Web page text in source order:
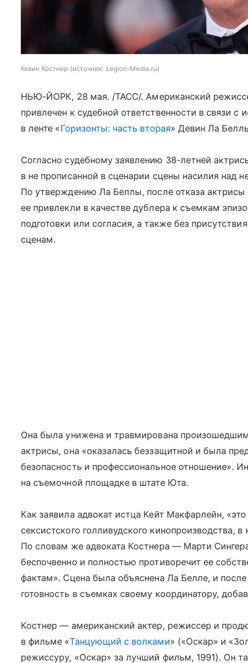
Кевин Костнер источник: Legion-Media.ru
НЬЮ-ЙОРК, 28 мая. /ТАСС/. Американский
привлечен к судебной ответственности в связи
в ленте «Горизонты: часть вторая» Девин Ла
Согласно судебному заявлению 38-летней
в не прописанной в сценарии сцены насилия над
По утверждению Ла Беллы, после отказа актрисы
ее привлекли в качестве дублера к съемкам
подготовки или согласия, а также без
сценам.
Она была унижена и травмирована
актрисы, она «оказалась беззащитной и была
безопасность и профессиональное отношение».
на съемочной площадке в штате Юта.
Как заявила адвокат истца Кейт Макфарлейн,
сексистского голливудского
По словам же адвоката Костнера — Марти
беспочвенно и полностью противоречит ее
фактам». Сцена была объяснена Ла Белле, и
готовность в съемках своему координатору,
Костнер — американский актер, режиссер и
в фильме «Танцующий с волками» («Оскар» и
режиссуру, «Оскар» за лучший фильм, 1991). Он